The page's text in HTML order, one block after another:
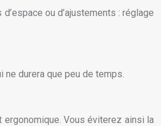
ou d’ajustements : réglage
ne durera que peu de temps.
Vous éviterez ainsi la